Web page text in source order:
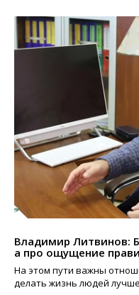
Владимир Литвинов:
а про ощущение
На этом пути важны
делать жизнь людей лучше